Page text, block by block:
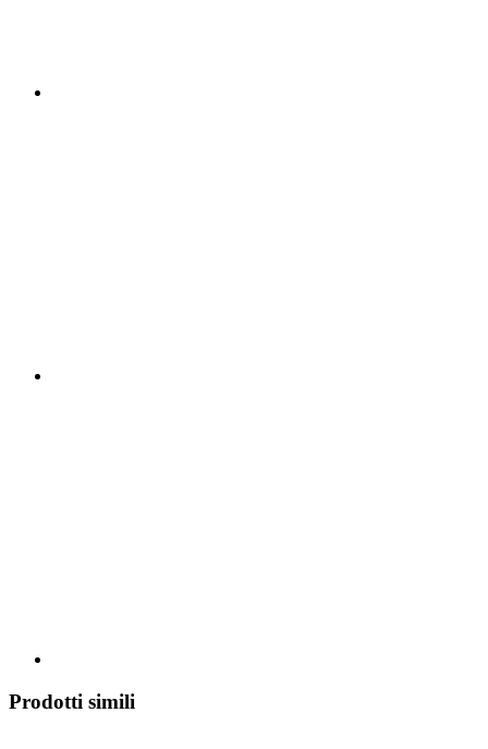
Prodotti simili